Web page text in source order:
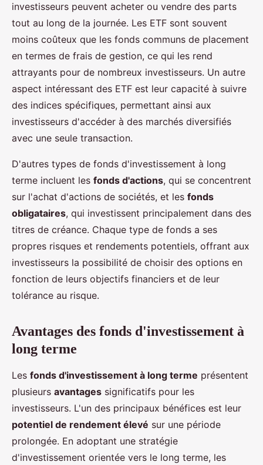
investisseurs peuvent acheter ou vendre des parts
tout au long de la journée. Les ETF sont souvent
moins coûteux que les fonds communs de placement
en termes de frais de gestion, ce qui les rend
attrayants pour de nombreux investisseurs. Un autre
aspect intéressant des ETF est leur capacité à suivre
des indices spécifiques, permettant ainsi aux
investisseurs d'accéder à des marchés diversifiés
avec une seule transaction.
D'autres types de fonds d'investissement à long
terme incluent les fonds d'actions, qui se concentrent
sur l'achat d'actions de sociétés, et les fonds
obligataires, qui investissent principalement dans des
titres de créance. Chaque type de fonds a ses
propres risques et rendements potentiels, offrant aux
investisseurs la possibilité de choisir des options en
fonction de leurs objectifs financiers et de leur
tolérance au risque.
Avantages des fonds d'investissement à
long terme
Les fonds d'investissement à long terme présentent
plusieurs avantages significatifs pour les
investisseurs. L'un des principaux bénéfices est leur
potentiel de rendement élevé sur une période
prolongée. En adoptant une stratégie
d'investissement orientée vers le long terme, les